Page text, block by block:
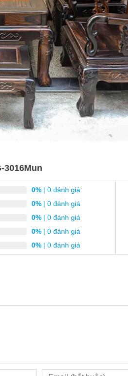
3016Mun
0% | 0 đánh giá
0% | 0 đánh giá
0% | 0 đánh giá
0% | 0 đánh giá
0% | 0 đánh giá